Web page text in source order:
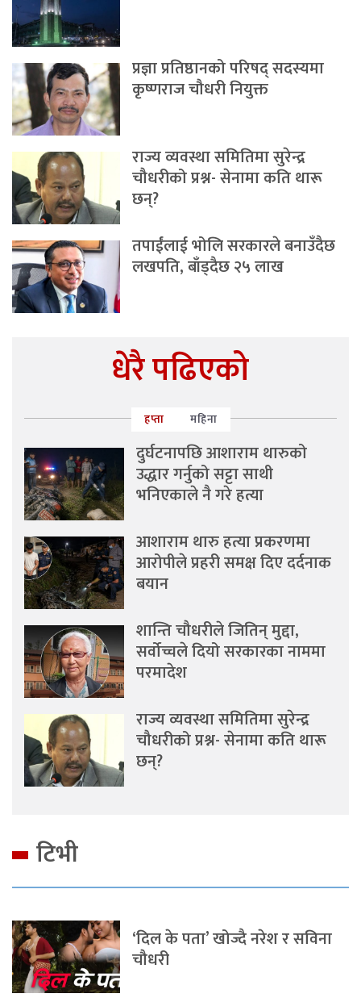
प्रज्ञा प्रतिष्ठानको परिषद् सदस्यमा
कृष्णराज चौधरी नियुक्त
राज्य व्यवस्था समितिमा सुरेन्द्र
चौधरीको प्रश्न- सेनामा कति थारू
छन्?
तपाईंलाई भोलि सरकारले बनाउँदैछ
लखपति, बाँड्दैछ २५ लाख
धेरै पढिएको
हप्ता महिना
दुर्घटनापछि आशाराम थारुको
उद्धार गर्नुको सट्टा साथी
भनिएकाले नै गरे हत्या
आशाराम थारु हत्या प्रकरणमा
आरोपीले प्रहरी समक्ष दिए दर्दनाक
बयान
शान्ति चौधरीले जितिन् मुद्दा,
सर्वोच्चले दियो सरकारका नाममा
परमादेश
राज्य व्यवस्था समितिमा सुरेन्द्र
चौधरीको प्रश्न- सेनामा कति थारू
छन्?
टिभी
‘दिल के पता’ खोज्दै नरेश र सविना
चौधरी